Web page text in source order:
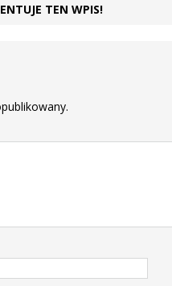
TEN WPIS!